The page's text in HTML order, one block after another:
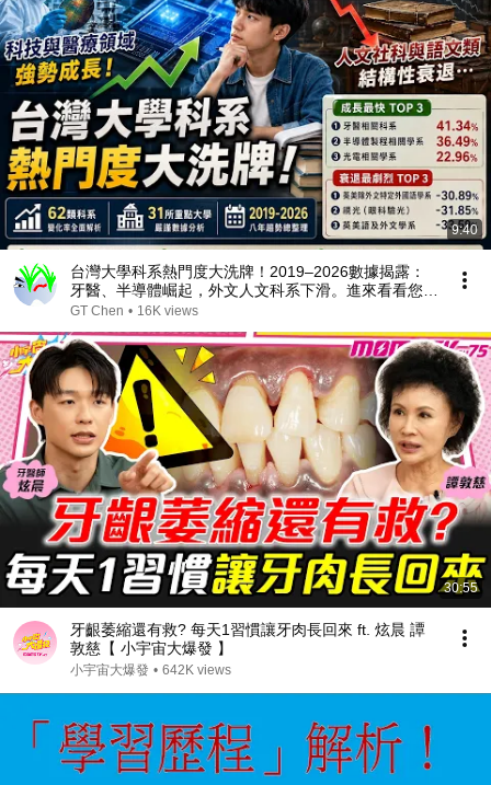
9:40
台灣大學科系熱門度大洗牌！2019–2026數據揭露：
牙醫、半導體崛起，外文人文科系下滑。進來看看您關
心的科系！
GT Chen • 16K views
30:55
牙齦萎縮還有救? 每天1習慣讓牙肉長回來 ft. 炫晨 譚
敦慈【 小宇宙大爆發 】
小宇宙大爆發 • 642K views